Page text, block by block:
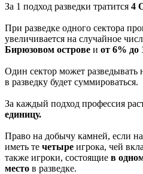
За 1 подход разведки тратится 4
При разведке одного сектора
увеличивается на случайное
Бирюзовом острове и от 6% до
Один сектор может разведывать
в разведку будет суммироваться.
За каждый подход профессия
единицу.
Право на добычу камней, если на
иметь те четыре игрока, чей
также игроки, состоящие в
место в разведке.